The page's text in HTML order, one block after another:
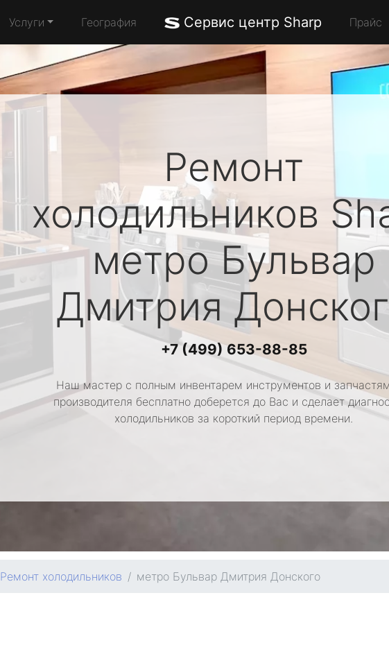
Услуги География Сервис центр Sharp Прайс
Ремонт
холодильников
метро Бульвар
Дмитрия
+7 (499) 653-88-85
Наш мастер с полным инвентарем инструментов и
производителя бесплатно доберется до Вас и сделает
холодильников за короткий период времени.
Ремонт холодильников метро Бульвар Дмитрия Донского